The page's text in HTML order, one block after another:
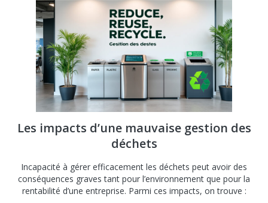
Les impacts d’une mauvaise gestion des
déchets
Incapacité à gérer efficacement les déchets peut avoir des
conséquences graves tant pour l’environnement que pour la
rentabilité d’une entreprise. Parmi ces impacts, on trouve :